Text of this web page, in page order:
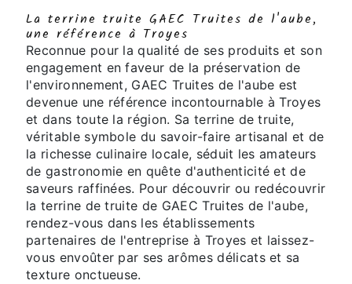
La terrine truite GAEC Truites de l'aube,
une référence à Troyes
Reconnue pour la qualité de ses produits et son
engagement en faveur de la préservation de
l'environnement, GAEC Truites de l'aube est
devenue une référence incontournable à Troyes
et dans toute la région. Sa terrine de truite,
véritable symbole du savoir-faire artisanal et de
la richesse culinaire locale, séduit les amateurs
de gastronomie en quête d'authenticité et de
saveurs raffinées. Pour découvrir ou redécouvrir
la terrine de truite de GAEC Truites de l'aube,
rendez-vous dans les établissements
partenaires de l'entreprise à Troyes et laissez-
vous envoûter par ses arômes délicats et sa
texture onctueuse.